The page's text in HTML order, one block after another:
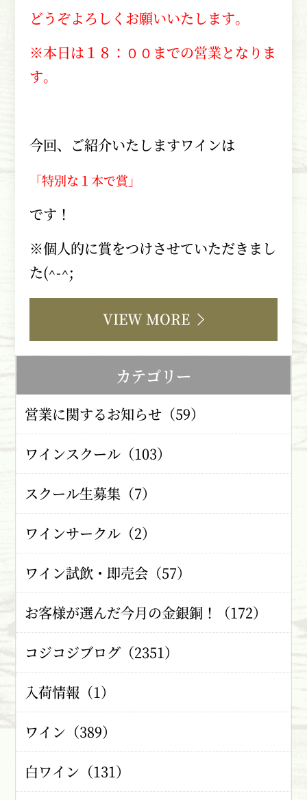
どうぞよろしくお願いいたします。
※本日は１８：００までの営業となりま
す。
今回、ご紹介いたしますワインは
「特別な１本で賞」
です！
※個人的に賞をつけさせていただきまし
た(^-^;
VIEW MORE
カテゴリー
営業に関するお知らせ（59）
ワインスクール（103）
スクール生募集（7）
ワインサークル（2）
ワイン試飲・即売会（57）
お客様が選んだ今月の金銀銅！（172）
コジコジブログ（2351）
入荷情報（1）
ワイン（389）
白ワイン（131）